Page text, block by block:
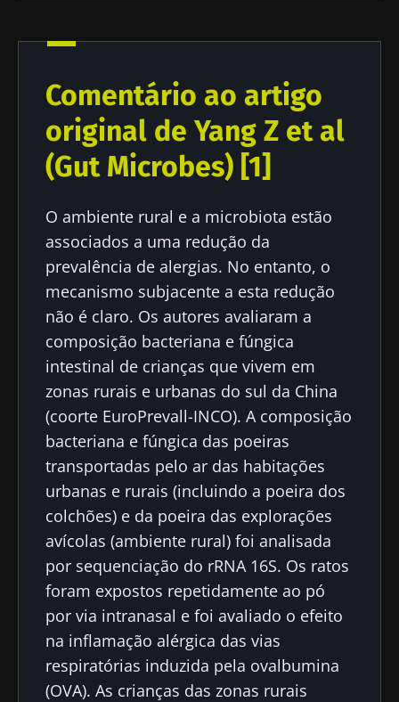
27 Março 2024
25 Junho 2024
Comentário ao artigo
original de Yang Z et al
(Gut Microbes) [1]
O ambiente rural e a microbiota estão
associados a uma redução da
prevalência de alergias. No entanto, o
mecanismo subjacente a esta redução
não é claro. Os autores avaliaram a
composição bacteriana e fúngica
intestinal de crianças que vivem em
zonas rurais e urbanas do sul da China
(coorte EuroPrevall-INCO). A composição
bacteriana e fúngica das poeiras
transportadas pelo ar das habitações
urbanas e rurais (incluindo a poeira dos
colchões) e da poeira das explorações
avícolas (ambiente rural) foi analisada
por sequenciação do rRNA 16S. Os ratos
foram expostos repetidamente ao pó
por via intranasal e foi avaliado o efeito
na inflamação alérgica das vias
respiratórias induzida pela ovalbumina
(OVA). As crianças das zonas rurais